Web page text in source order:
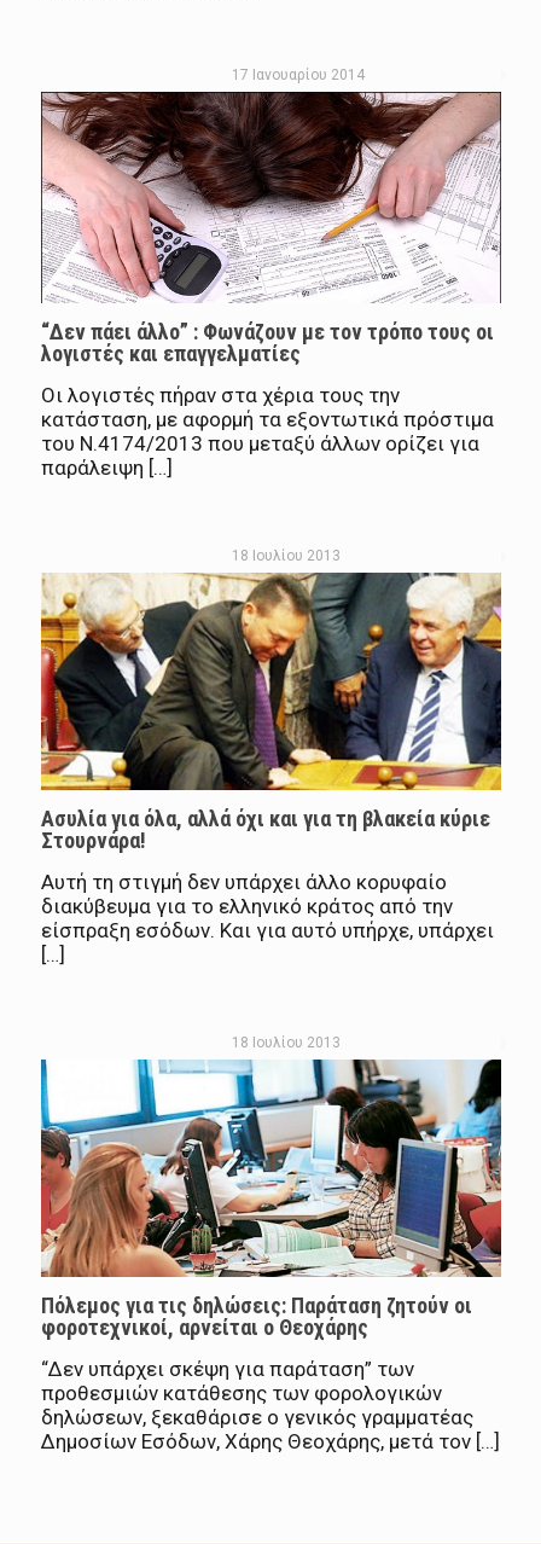
17 Ιανουαρίου 2014
“Δεν πάει άλλο” : Φωνάζουν με τον τρόπο τους οι
λογιστές και επαγγελματίες
Οι λογιστές πήραν στα χέρια τους την
κατάσταση, με αφορμή τα εξοντωτικά πρόστιμα
του Ν.4174/2013 που μεταξύ άλλων ορίζει για
παράλειψη […]
18 Ιουλίου 2013
Ασυλία για όλα, αλλά όχι και για τη βλακεία κύριε
Στουρνάρα!
Αυτή τη στιγμή δεν υπάρχει άλλο κορυφαίο
διακύβευμα για το ελληνικό κράτος από την
είσπραξη εσόδων. Και για αυτό υπήρχε, υπάρχει
[…]
18 Ιουλίου 2013
Πόλεμος για τις δηλώσεις: Παράταση ζητούν οι
φοροτεχνικοί, αρνείται ο Θεοχάρης
“Δεν υπάρχει σκέψη για παράταση” των
προθεσμιών κατάθεσης των φορολογικών
δηλώσεων, ξεκαθάρισε ο γενικός γραμματέας
Δημοσίων Εσόδων, Χάρης Θεοχάρης, μετά τον […]